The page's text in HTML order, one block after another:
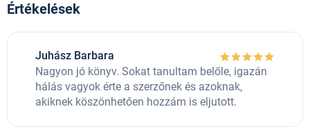
Értékelések
Juhász Barbara
Nagyon jó könyv. Sokat tanultam belőle, igazán
hálás vagyok érte a szerzőnek és azoknak,
akiknek köszönhetően hozzám is eljutott.